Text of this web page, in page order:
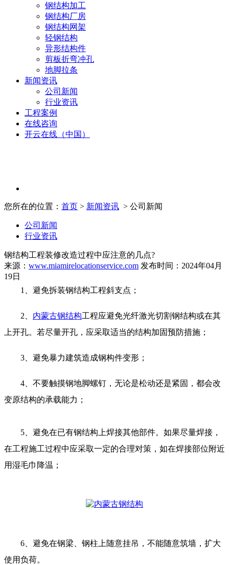
钢结构加工
钢结构厂房
钢结构网架
轻钢结构
异形结构件
剪板折弯冲孔
地脚拉条
新闻资讯
公司新闻
行业资讯
工程案例
在线咨询
开云在线（中国）
您所在的位置： 首页 > 新闻资讯 > 公司新闻
公司新闻
行业资讯
钢结构工程装修改造过程中应注意的几点?
来源： www.miamirelocationservice.com 发布时间：2024年04月
19日
1、避免拆装钢结构工程斜支点；
2、 内蒙古钢结构工程应避免光纤激光切割钢结构或在其
上开孔。若尽量开孔，应采取适当的结构加固预防措施；
3、避免暴力建筑造成钢构件变形；
4、不要触摸钢地脚螺钉，无论是松动还是紧固，都会改
变原结构的承载能力；
5、避免在已有钢结构上焊接其他部件。如果尽量焊接，
在工程施工过程中应采取一定的合理对策，如在焊接部位附近
用湿毛巾降温；
6、避免在钢梁、钢柱上随意挂吊，不能随意筑墙，扩大
使用负荷。